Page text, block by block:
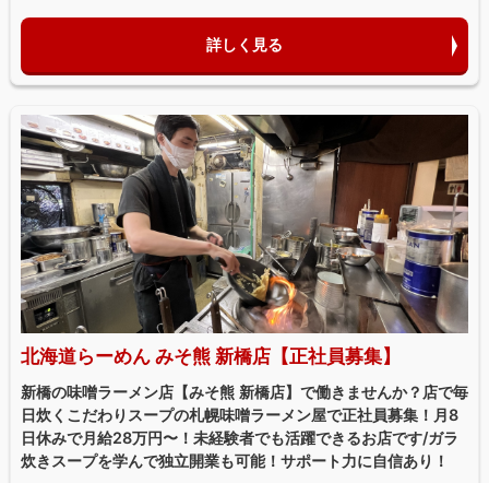
詳しく見る
北海道らーめん みそ熊 新橋店【正社員募集】
新橋の味噌ラーメン店【みそ熊 新橋店】で働きませんか？店で毎
日炊くこだわりスープの札幌味噌ラーメン屋で正社員募集！月8
日休みで月給28万円〜！未経験者でも活躍できるお店です/ガラ
炊きスープを学んで独立開業も可能！サポート力に自信あり！